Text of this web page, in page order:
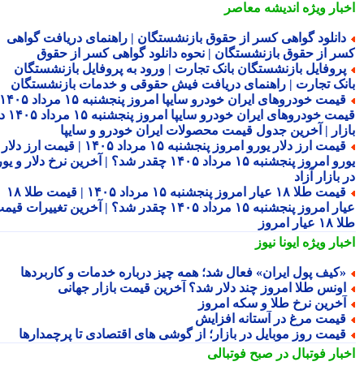
ویژهاندیشه معاصر
گواهی کسر از حقوق بازنشستگان | راهنمای دریافت گواهی
از حقوق بازنشستگان | نحوه دانلود گواهی کسر از حقوق
بازنشستگان بانک تجارت | ورود به پروفایل بازنشستگان
تجارت | راهنمای دریافت فیش حقوقی و خدمات بازنشستگان
قیمت خودروهای ایران خودرو سایپا امروز پنجشنبه ۱۵ مرداد ۱۴۰۵ |
قیمت خودروهای ایران خودرو سایپا امروز پنجشنبه ۱۵ مرداد ۱۴۰۵ در
| آخرین جدول قیمت محصولات ایران خودرو و سایپا
قیمت ارز دلار یورو امروز پنجشنبه ۱۵ مرداد ۱۴۰۵ | قیمت ارز دلار
یورو امروز پنجشنبه ۱۵ مرداد ۱۴۰۵ چقدر شد؟ | آخرین نرخ دلار و یورو
آزاد
قیمت طلا ۱۸ عیار امروز پنجشنبه ۱۵ مرداد ۱۴۰۵ | قیمت طلا ۱۸
عیار امروز پنجشنبه ۱۵ مرداد ۱۴۰۵ چقدر شد؟ | آخرین تغییرات قیمت
امروز
ویژهایونا نیوز
پول ایران» فعال شد؛ همه چیز درباره خدمات و کاربردها
طلا امروز چند دلار شد؟ آخرین قیمت بازار جهانی
نرخ طلا و سکه امروز
مرغ در آستانه افزایش
روز موبایل در بازار؛ از گوشی های اقتصادی تا پرچمدارها
فوتبال در صبح فوتبالی